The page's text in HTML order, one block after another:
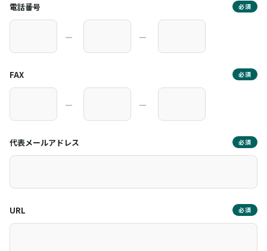
電話番号 必須
― ―
FAX 必須
― ―
代表メールアドレス 必須
URL 必須